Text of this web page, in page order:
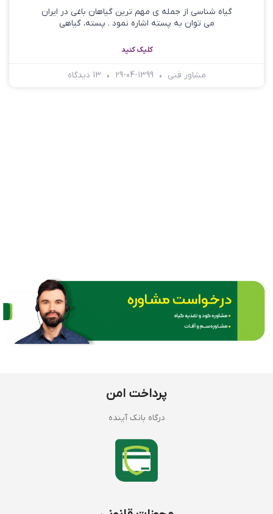
گیاه شناسی از جمله ي مهم ترین گیاهان باغی در ایران
می توان به پسته اشاره نمود . پسته، گیاهی
کلیک کنید
مشاور فنی 13 دیدگاه
پرداخت امن
درگاه بانک آینده